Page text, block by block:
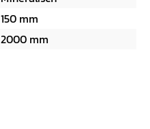
150 mm
2000 mm